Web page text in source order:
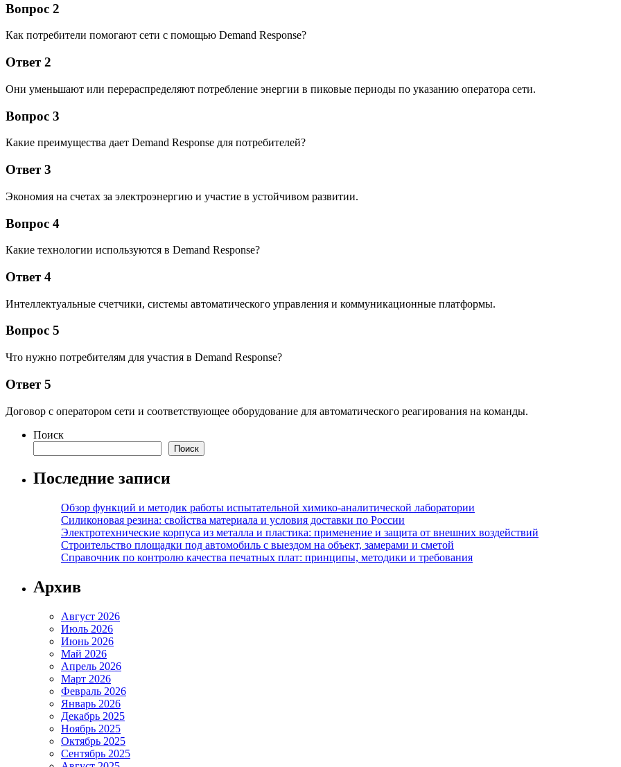
Вопрос 2
Как потребители помогают сети с помощью Demand Response?
Ответ 2
Они уменьшают или перераспределяют потребление энергии в пиковые периоды по указанию оператора сети.
Вопрос 3
Какие преимущества дает Demand Response для потребителей?
Ответ 3
Экономия на счетах за электроэнергию и участие в устойчивом развитии.
Вопрос 4
Какие технологии используются в Demand Response?
Ответ 4
Интеллектуальные счетчики, системы автоматического управления и коммуникационные платформы.
Вопрос 5
Что нужно потребителям для участия в Demand Response?
Ответ 5
Договор с оператором сети и соответствующее оборудование для автоматического реагирования на команды.
Поиск
Поиск
Последние записи
Обзор функций и методик работы испытательной химико-аналитической лаборатории
Силиконовая резина: свойства материала и условия доставки по России
Электротехнические корпуса из металла и пластика: применение и защита от внешних воздействий
Строительство площадки под автомобиль с выездом на объект, замерами и сметой
Справочник по контролю качества печатных плат: принципы, методики и требования
Архив
Август 2026
Июль 2026
Июнь 2026
Май 2026
Апрель 2026
Март 2026
Февраль 2026
Январь 2026
Декабрь 2025
Ноябрь 2025
Октябрь 2025
Сентябрь 2025